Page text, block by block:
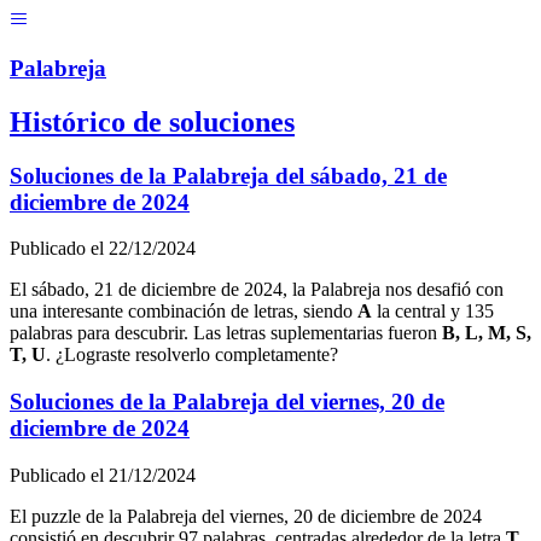
Palabreja
Histórico de soluciones
Soluciones de la Palabreja del sábado, 21 de
diciembre de 2024
Publicado el 22/12/2024
El sábado, 21 de diciembre de 2024, la Palabreja nos desafió con
una interesante combinación de letras, siendo A la central y 135
palabras para descubrir. Las letras suplementarias fueron B, L, M, S,
T, U. ¿Lograste resolverlo completamente?
Soluciones de la Palabreja del viernes, 20 de
diciembre de 2024
Publicado el 21/12/2024
El puzzle de la Palabreja del viernes, 20 de diciembre de 2024